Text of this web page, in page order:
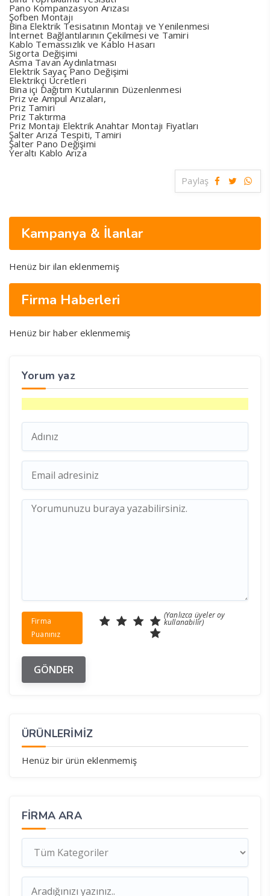
Pano Kompanzasyon Arızası
Şofben Montajı
Bina Elektrik Tesisatının Montajı ve Yenilenmesi
İnternet Bağlantılarının Çekilmesi ve Tamiri
Kablo Temassızlık ve Kablo Hasarı
Sigorta Değişimi
Asma Tavan Aydınlatması
Elektrik Sayaç Pano Değişimi
Elektrikçi Ücretleri
Bina içi Dağıtım Kutularının Düzenlenmesi
Priz ve Ampul Arızaları,
Priz Tamiri
Priz Taktırma
Priz Montajı Elektrik Anahtar Montajı Fiyatları
Şalter Arıza Tespiti, Tamiri
Şalter Pano Değişimi
Yeraltı Kablo Arıza
Paylaş
Kampanya & İlanlar
Henüz bir ilan eklenmemiş
Firma Haberleri
Henüz bir haber eklenmemiş
Yorum yaz
Firma
Puanınız
(Yanlızca üyeler oy
kullanabilir)
ÜRÜNLERİMİZ
Henüz bir ürün eklenmemiş
FIRMA ARA